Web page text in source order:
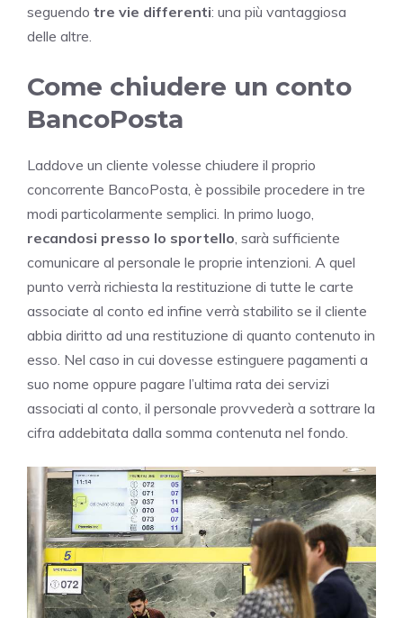
seguendo tre vie differenti: una più vantaggiosa
delle altre.
Come chiudere un conto
BancoPosta
Laddove un cliente volesse chiudere il proprio
concorrente BancoPosta, è possibile procedere in tre
modi particolarmente semplici. In primo luogo,
recandosi presso lo sportello, sarà sufficiente
comunicare al personale le proprie intenzioni. A quel
punto verrà richiesta la restituzione di tutte le carte
associate al conto ed infine verrà stabilito se il cliente
abbia diritto ad una restituzione di quanto contenuto in
esso. Nel caso in cui dovesse estinguere pagamenti a
suo nome oppure pagare l’ultima rata dei servizi
associati al conto, il personale provvederà a sottrare la
cifra addebitata dalla somma contenuta nel fondo.